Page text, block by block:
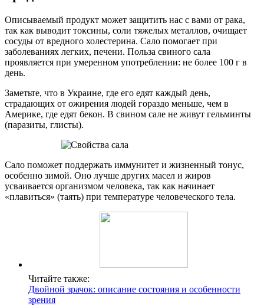
Описываемый продукт может защитить нас с вами от рака,
так как выводит токсины, соли тяжелых металлов, очищает
сосуды от вредного холестерина. Сало помогает при
заболеваниях легких, печени. Польза свиного сала
проявляется при умеренном употреблении: не более 100 г в
день.
Заметьте, что в Украине, где его едят каждый день,
страдающих от ожирения людей гораздо меньше, чем в
Америке, где едят бекон. В свином сале не живут гельминты
(паразиты, глисты).
Сало поможет поддержать иммунитет и жизненный тонус,
особенно зимой. Оно лучше других масел и жиров
усваивается организмом человека, так как начинает
«плавиться» (таять) при температуре человеческого тела.
Читайте также:
Двойной зрачок: описание состояния и особенности
зрения